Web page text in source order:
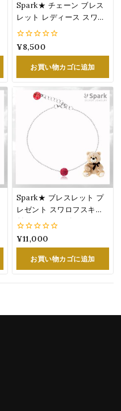
Spark★ チェーン ブレス
レット レディース スワロ
フスキー®・クリスタル
ント パヴェボール
0
5
¥8,500
お買い物カゴに追加
Spark★ ブレスレット プ
レゼント スワロフスキー
製 クリスタル 赤 パヴェボ
日 祝い ラッピング くま
0
5
¥11,000
お買い物カゴに追加